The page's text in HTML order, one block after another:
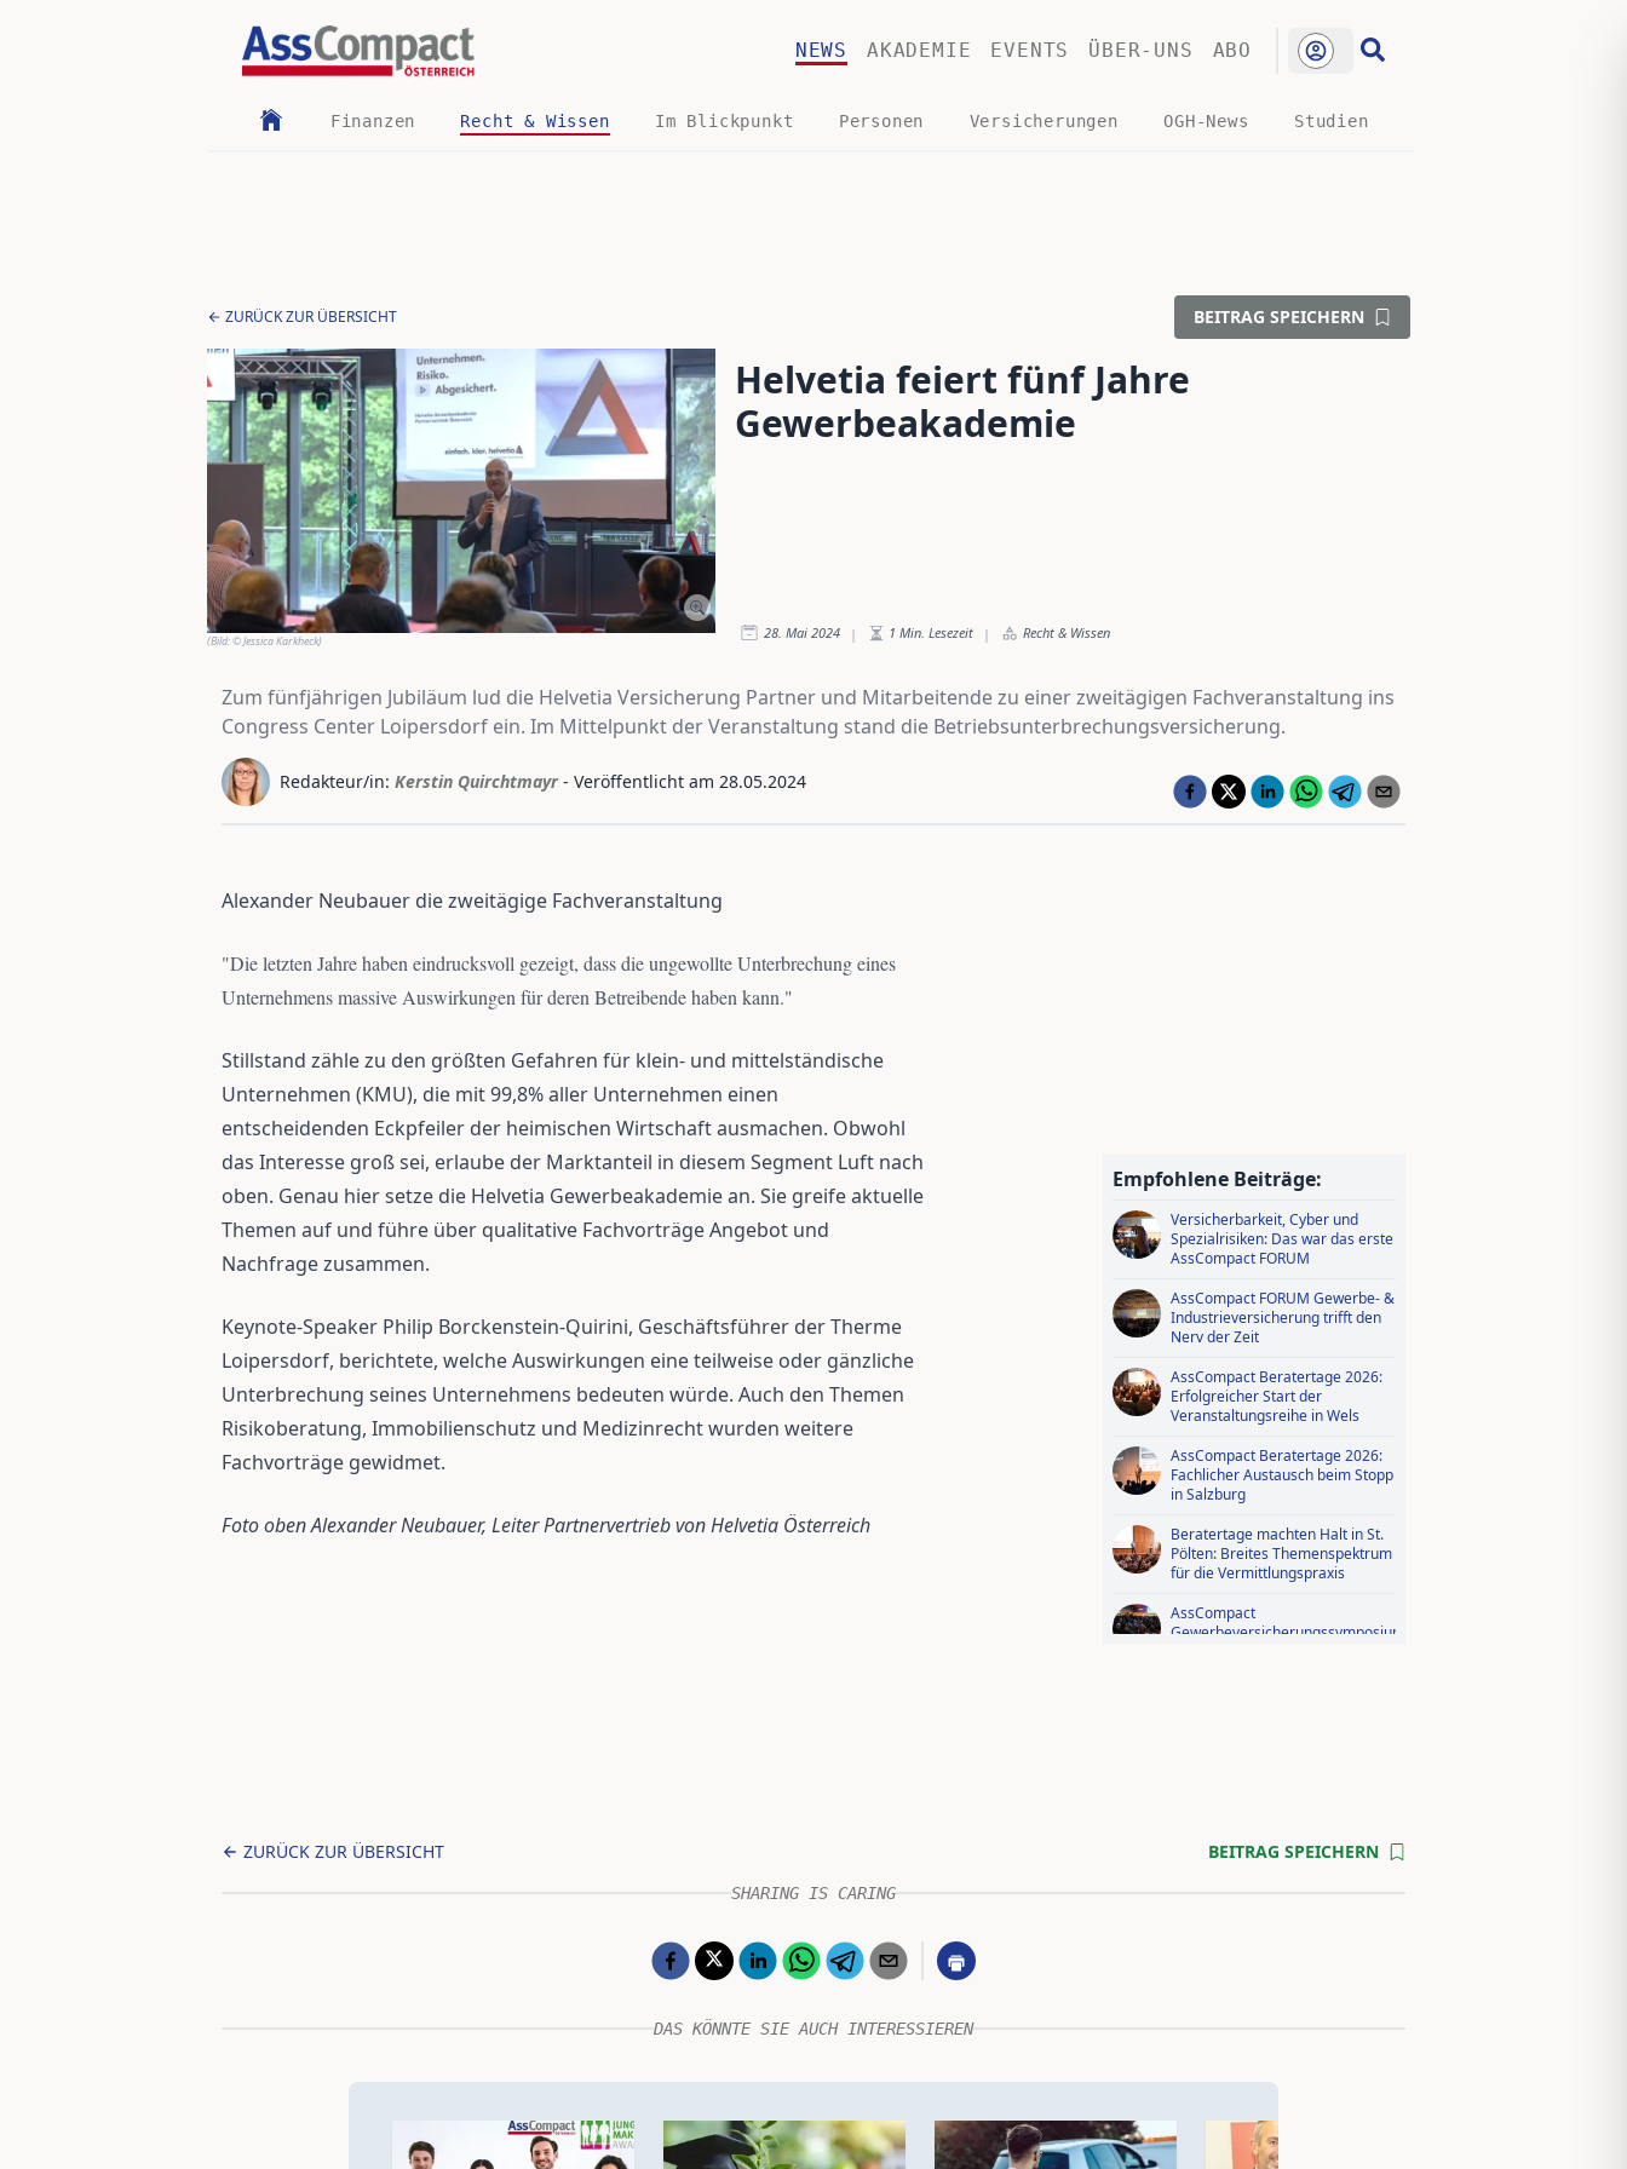
NEWS AKADEMIE EVENTS ÜBER-UNS ABO
Finanzen Recht & Wissen Im Blickpunkt Personen Versicherungen OGH-News Studien
ZURÜCK ZUR ÜBERSICHT BEITRAG SPEICHERN
(Bild:© Jessica Karkheck)
Helvetia feiert fünf Jahre
Gewerbeakademie
28. Mai 2024 | 1 Min. Lesezeit | Recht & Wissen
Zum fünfjährigen Jubiläum lud die Helvetia Versicherung Partner und Mitarbeitende zu einer zweitägigen Fachveranstaltung ins
Congress Center Loipersdorf ein. Im Mittelpunkt der Veranstaltung stand die Betriebsunterbrechungsversicherung.
Redakteur/in: Kerstin Quirchtmayr - Veröffentlicht am 28.05.2024
Alexander Neubauer die zweitägige Fachveranstaltung
"Die letzten Jahre haben eindrucksvoll gezeigt, dass die ungewollte Unterbrechung eines
Unternehmens massive Auswirkungen für deren Betreibende haben kann."
Stillstand zähle zu den größten Gefahren für klein- und mittelständische
Unternehmen (KMU), die mit 99,8% aller Unternehmen einen
entscheidenden Eckpfeiler der heimischen Wirtschaft ausmachen. Obwohl
das Interesse groß sei, erlaube der Marktanteil in diesem Segment Luft nach
oben. Genau hier setze die Helvetia Gewerbeakademie an. Sie greife aktuelle
Themen auf und führe über qualitative Fachvorträge Angebot und
Nachfrage zusammen.
Keynote-Speaker Philip Borckenstein-Quirini, Geschäftsführer der Therme
Loipersdorf, berichtete, welche Auswirkungen eine teilweise oder gänzliche
Unterbrechung seines Unternehmens bedeuten würde. Auch den Themen
Risikoberatung, Immobilienschutz und Medizinrecht wurden weitere
Fachvorträge gewidmet.
Foto oben Alexander Neubauer, Leiter Partnervertrieb von Helvetia Österreich
Empfohlene Beiträge:
AssCompact Live TV
Versicherbarkeit, Cyber und
Spezialrisiken: Das war das erste
AssCompact FORUM
AssCompact FORUM Gewerbe- &
Industrieversicherung trifft den
Nerv der Zeit
AssCompact Beratertage 2026:
Erfolgreicher Start der
Veranstaltungsreihe in Wels
AssCompact Beratertage 2026:
Fachlicher Austausch beim Stopp
in Salzburg
Beratertage machten Halt in St.
Pölten: Breites Themenspektrum
für die Vermittlungspraxis
AssCompact
Gewerbeversicherungssymposium
ZURÜCK ZUR ÜBERSICHT BEITRAG SPEICHERN
SHARING IS CARING
DAS KÖNNTE SIE AUCH INTERESSIEREN